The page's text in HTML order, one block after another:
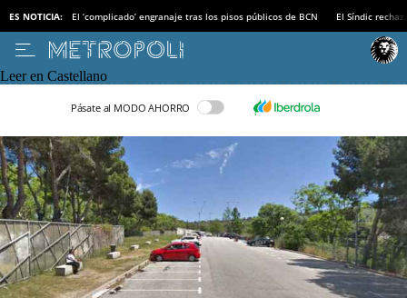
ES NOTICIA: El ‘complicado’ engranaje tras los pisos públicos de BCN El Síndic
Leer en Castellano
Pásate al MODO AHORRO